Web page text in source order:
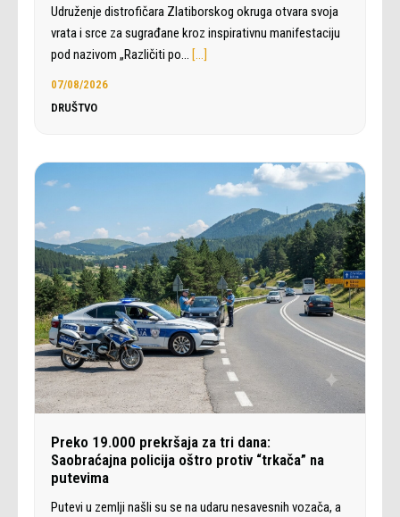
Udruženje distrofičara Zlatiborskog okruga otvara svoja
vrata i srce za sugrađane kroz inspirativnu manifestaciju
pod nazivom „Različiti po… […]
07/08/2026
DRUŠTVO
Preko 19.000 prekršaja za tri dana:
Saobraćajna policija oštro protiv “trkača” na
putevima
Putevi u zemlji našli su se na udaru nesavesnih vozača, a